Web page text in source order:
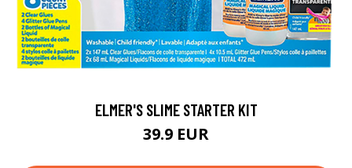
ELMER'S SLIME STARTER KIT
39.9 EUR